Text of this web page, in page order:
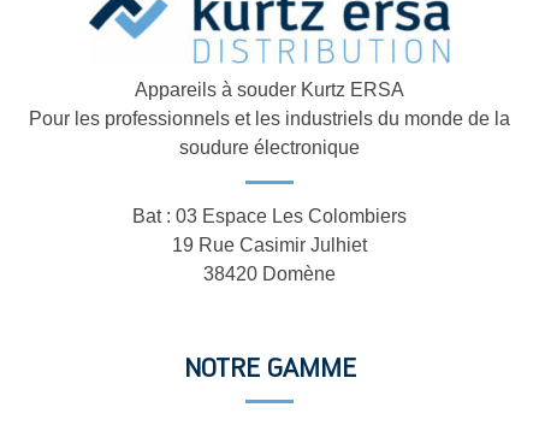
Appareils à souder Kurtz ERSA
Pour les professionnels et les industriels du monde de la
soudure électronique
Bat : 03 Espace Les Colombiers
19 Rue Casimir Julhiet
38420 Domène
NOTRE GAMME